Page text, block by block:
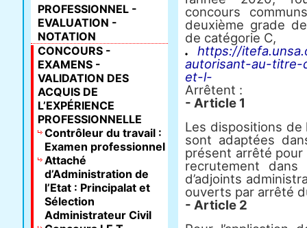
concours
deuxième grade
de catégorie C,
https://
autorisant-au-
et-l-
Arrêtent :
- Article 1
Les dispositions de
sont adaptées
présent arrêté
recrutement
d’adjoints
ouverts par arrêté
- Article 2
PROFESSIONNEL -
EVALUATION -
NOTATION
CONCOURS -
EXAMENS -
VALIDATION DES
ACQUIS DE
L’EXPÉRIENCE
PROFESSIONNELLE
Contrôleur du travail :
Examen professionnel
Attaché
d’Administration de
l’Etat : Principalat et
Sélection
Administrateur Civil